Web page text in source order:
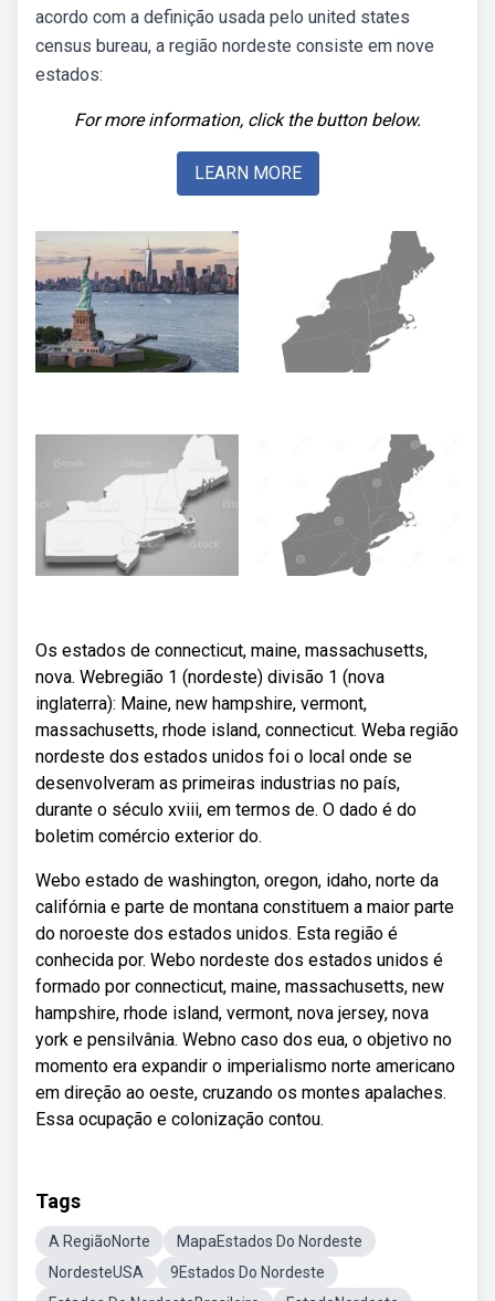
acordo com a definição usada pelo united states
census bureau, a região nordeste consiste em nove
estados:
For more information, click the button below.
LEARN MORE
Os estados de connecticut, maine, massachusetts,
nova. Webregião 1 (nordeste) divisão 1 (nova
inglaterra): Maine, new hampshire, vermont,
massachusetts, rhode island, connecticut. Weba região
nordeste dos estados unidos foi o local onde se
desenvolveram as primeiras industrias no país,
durante o século xviii, em termos de. O dado é do
boletim comércio exterior do.
Webo estado de washington, oregon, idaho, norte da
califórnia e parte de montana constituem a maior parte
do noroeste dos estados unidos. Esta região é
conhecida por. Webo nordeste dos estados unidos é
formado por connecticut, maine, massachusetts, new
hampshire, rhode island, vermont, nova jersey, nova
york e pensilvânia. Webno caso dos eua, o objetivo no
momento era expandir o imperialismo norte americano
em direção ao oeste, cruzando os montes apalaches.
Essa ocupação e colonização contou.
Tags
A RegiãoNorte
MapaEstados Do Nordeste
NordesteUSA
9Estados Do Nordeste